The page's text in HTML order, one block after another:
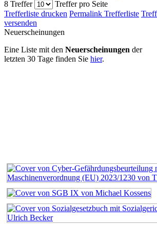
8 Treffer
Treffer pro Seite
Trefferliste drucken Permalink Trefferliste
versenden
Neuerscheinungen
Eine Liste mit den Neuerscheinungen der
letzten 30 Tage finden Sie hier.